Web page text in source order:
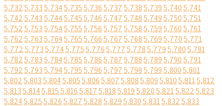
5,7325,7335,7345,7355,7365,7375,7385,7395,7405,741
5,7425,7435,7445,7455,7465,7475,7485,7495,7505,751
5,7525,7535,7545,7555,7565,7575,7585,7595,7605,761
5,7625,7635,7645,7655,7665,7675,7685,7695,7705,771
5,7725,7735,7745,7755,7765,7775,7785,7795,7805,781
5,7825,7835,7845,7855,7865,7875,7885,7895,7905,791
5,7925,7935,7945,7955,7965,7975,7985,7995,8005,801
5,8025,8035,8045,8055,8065,8075,8085,8095,8105,8115,812
5,8135,8145,8155,8165,8175,8185,8195,8205,8215,8225,823
5,8245,8255,8265,8275,8285,8295,8305,8315,8325,833